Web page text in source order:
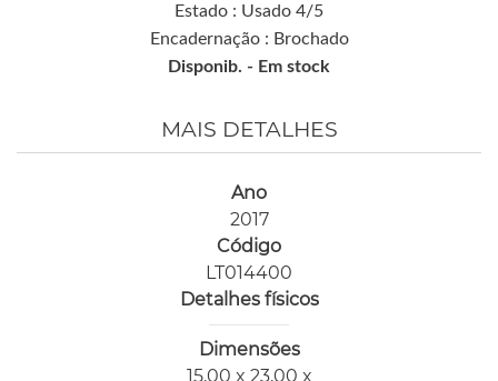
Estado : Usado 4/5
Encadernação : Brochado
Disponib. - Em stock
MAIS DETALHES
Ano
2017
Código
LT014400
Detalhes físicos
Dimensões
15,00 x 23,00 x